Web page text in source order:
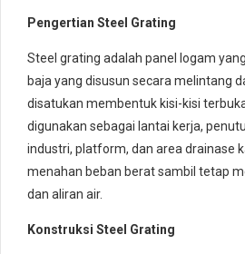
Pengertian Steel Grating
Steel grating adalah panel logam
baja yang disusun secara melintang
disatukan membentuk kisi-kisi
digunakan sebagai lantai kerja,
industri, platform, dan area drainase
menahan beban berat sambil tetap
dan aliran air.
Konstruksi Steel Grating